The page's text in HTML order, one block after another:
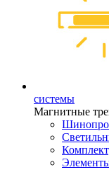
системы
Магнитные